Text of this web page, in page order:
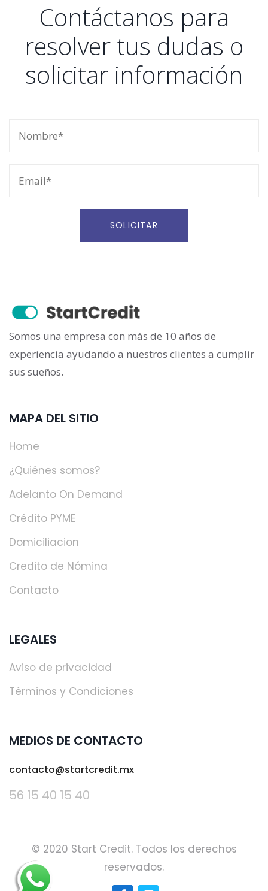
Contáctanos para
resolver tus dudas o
solicitar información
Somos una empresa con más de 10 años de
experiencia ayudando a nuestros clientes a cumplir
sus sueños.
MAPA DEL SITIO
Home
¿Quiénes somos?
Adelanto On Demand
Crédito PYME
Domiciliacion
Credito de Nómina
Contacto
LEGALES
Aviso de privacidad
Términos y Condiciones
MEDIOS DE CONTACTO
contacto@startcredit.mx
56 15 40 15 40
© 2020 Start Credit. Todos los derechos
reservados.